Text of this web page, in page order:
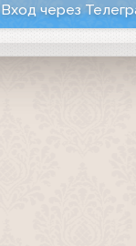
Вход через